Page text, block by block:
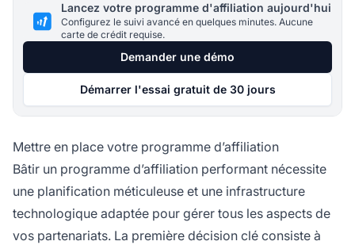
Lancez votre programme d'affiliation aujourd'hui
Configurez le suivi avancé en quelques minutes. Aucune
carte de crédit requise.
Demander une démo
Démarrer l'essai gratuit de 30 jours
Mettre en place votre programme d’affiliation
Bâtir un programme d’affiliation performant nécessite
une planification méticuleuse et une infrastructure
technologique adaptée pour gérer tous les aspects de
vos partenariats. La première décision clé consiste à